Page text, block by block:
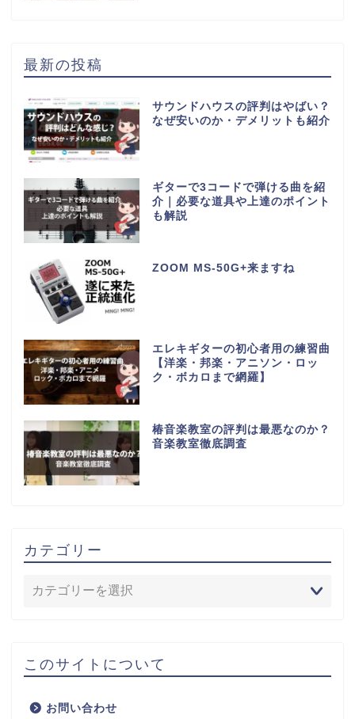
最新の投稿
サウンドハウスの評判はやばい？
なぜ安いのか・デメリットも紹介
ギターで3コードで弾ける曲を紹
介｜必要な道具や上達のポイント
も解説
ZOOM MS-50G+来ますね
エレキギターの初心者用の練習曲
【洋楽・邦楽・アニソン・ロッ
ク・ボカロまで網羅】
椿音楽教室の評判は最悪なのか？
音楽教室徹底調査
カテゴリー
このサイトについて
お問い合わせ